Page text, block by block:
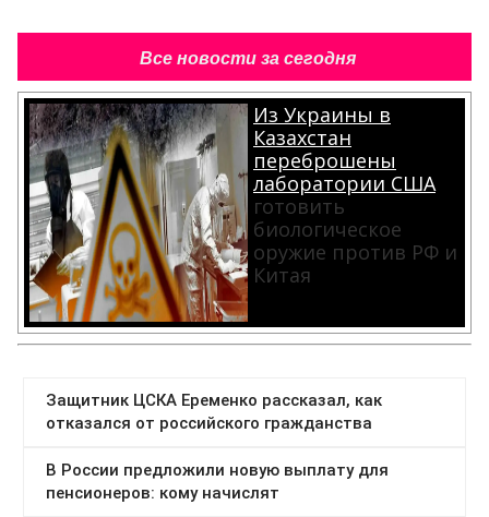
Все новости за сегодня
Из Украины в
Казахстан
переброшены
лаборатории США
готовить
биологическое
оружие против РФ и
Китая